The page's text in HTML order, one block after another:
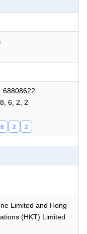
類
搜尋
/貴財成
68808622
6, 2, 2
6 2 2
Limited and Hong
(HKT) Limited